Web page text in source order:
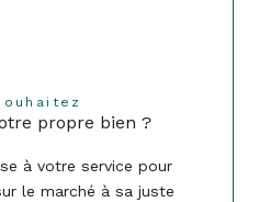
propre bien ?
à votre service pour
le marché à sa juste